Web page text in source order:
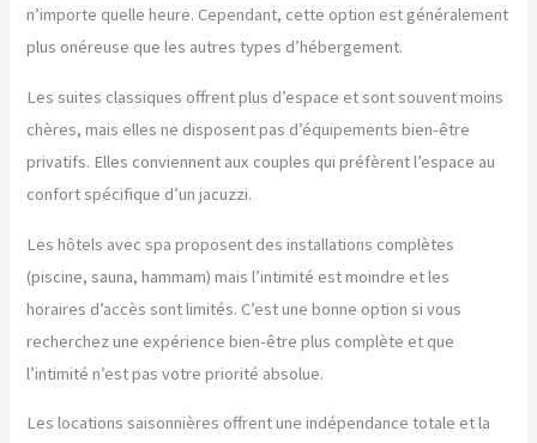
n’importe quelle heure. Cependant, cette option est généralement
plus onéreuse que les autres types d’hébergement.
Les suites classiques offrent plus d’espace et sont souvent moins
chères, mais elles ne disposent pas d’équipements bien-être
privatifs. Elles conviennent aux couples qui préfèrent l’espace au
confort spécifique d’un jacuzzi.
Les hôtels avec spa proposent des installations complètes
(piscine, sauna, hammam) mais l’intimité est moindre et les
horaires d’accès sont limités. C’est une bonne option si vous
recherchez une expérience bien-être plus complète et que
l’intimité n’est pas votre priorité absolue.
Les locations saisonnières offrent une indépendance totale et la